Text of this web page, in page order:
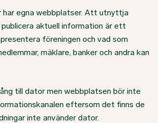
har egna webbplatser. Att utnyttja
aktuell information är ett
föreningen och vad som
mäklare, banker och andra kan
till dator men webbplatsen bör inte
eftersom det finns de
inte använder dator.